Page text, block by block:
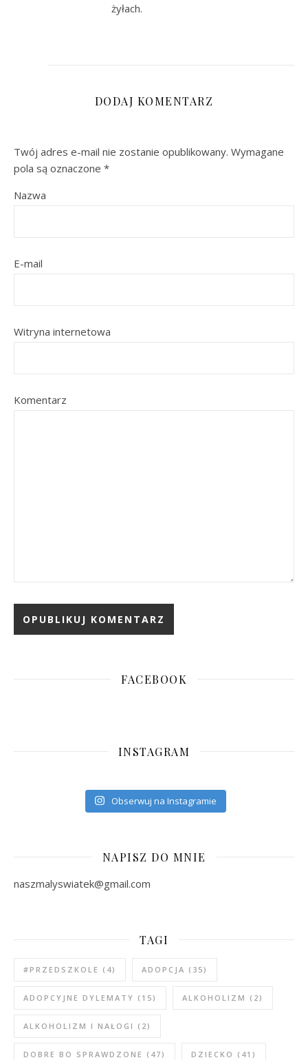
żyłach.
DODAJ KOMENTARZ
Twój adres e-mail nie zostanie opublikowany. Wymagane
pola są oznaczone *
Nazwa
E-mail
Witryna internetowa
Komentarz
FACEBOOK
INSTAGRAM
Obserwuj na Instagramie
NAPISZ DO MNIE
naszmalyswiatek@gmail.com
TAGI
#PRZEDSZKOLE (4) ADOPCJA (35)
ADOPCYJNE DYLEMATY (15) ALKOHOLIZM (2)
ALKOHOLIZM I NAŁOGI (2)
DOBRE BO SPRAWDZONE (47) DZIECKO (41)